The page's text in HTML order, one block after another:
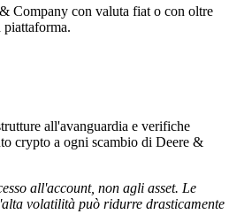
Company con valuta fiat o con oltre
all'avanguardia e verifiche
crypto a ogni scambio di Deere &
all'account, non agli asset. Le
volatilità può ridurre drasticamente